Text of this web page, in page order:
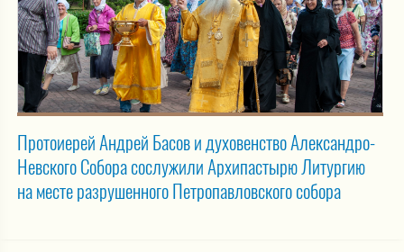
Протоиерей Андрей Басов и духовенство Александро-
Невского Собора сослужили Архипастырю Литургию
на месте разрушенного Петропавловского собора